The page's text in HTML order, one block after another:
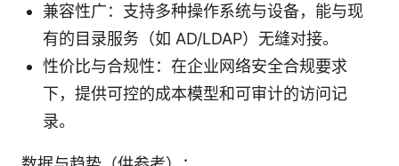
兼容性广：支持多种操作系统与设备，能与现
有的目录服务（如 AD/LDAP）无缝对接。
性价比与合规性：在企业网络安全合规要求
下，提供可控的成本模型和可审计的访问记
录。